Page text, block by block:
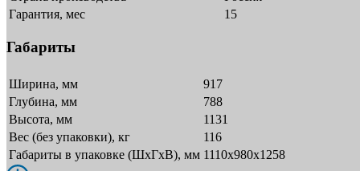
Гарантия, мес
15
Габариты
Ширина, мм
917
Глубина, мм
788
Высота, мм
1131
Вес (без упаковки), кг
116
Габариты в упаковке (ШxГxВ), мм 1110х980х1258